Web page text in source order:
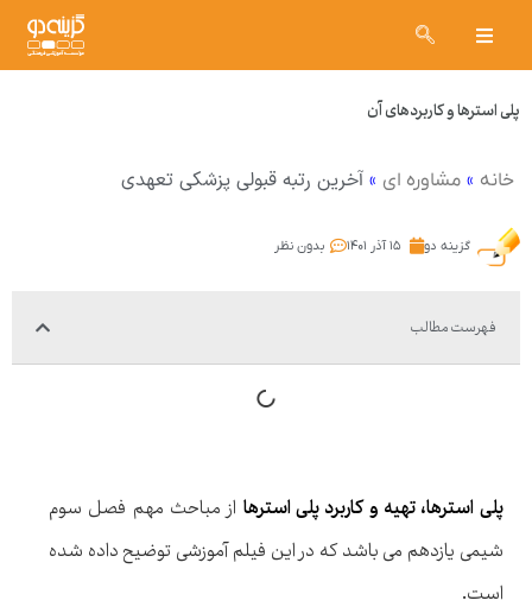
پلی استرها و کاربردهای آن
خانه » مشاوره ای » آخرین رتبه قبولی پزشکی تعهدی
گزینه دو ۱۵ آذر ۱۴۰۱ بدون نظر
فهرست مطالب
پلی استرها، تهیه و کاربرد پلی استرها از مباحث مهم فصل سوم
شیمی یازدهم می باشد که در این فیلم آموزشی توضیح داده شده
است.